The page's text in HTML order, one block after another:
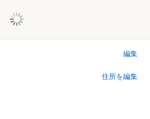
編集
住所を編集